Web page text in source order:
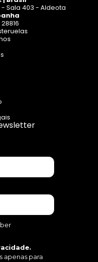
- Sala 403 - Aldeota
apenas para